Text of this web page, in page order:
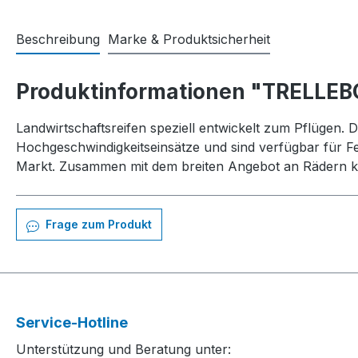
Beschreibung Marke & Produktsicherheit
Produktinformationen
Landwirtschaftsreifen speziell entwickelt zum Pflügen.
Hochgeschwindigkeitseinsätze und sind verfügbar für
Markt. Zusammen mit dem breiten Angebot an
Frage zum Produkt
Service-Hotline
Unterstützung und Beratung unter: